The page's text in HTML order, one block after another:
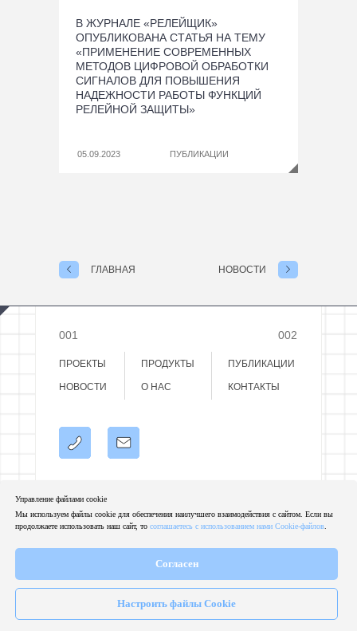
В ЖУРНАЛЕ «РЕЛЕЙЩИК»
ОПУБЛИКОВАНА СТАТЬЯ НА ТЕМУ
«ПРИМЕНЕНИЕ СОВРЕМЕННЫХ
МЕТОДОВ ЦИФРОВОЙ ОБРАБОТКИ
СИГНАЛОВ ДЛЯ ПОВЫШЕНИЯ
НАДЕЖНОСТИ РАБОТЫ ФУНКЦИЙ
РЕЛЕЙНОЙ ЗАЩИТЫ»
ПУБЛИКАЦИИ
05.09.2023
НОВОСТИ
ГЛАВНАЯ
Политика конфиденциальности
© 2022-2026 ООО «НИЦ «ПРОСОФТ-СИСТЕМЫ».
ПРОЕКТЫ ПРОДУКТЫ ПУБЛИКАЦИИ
КОНТАКТЫ
О НАС
НОВОСТИ
001 002
Управление файлами cookie
Мы используем файлы cookie для обеспечения наилучшего взаимодействия с сайтом. Если вы
продолжаете использовать наш сайт, то соглашаетесь с использованием нами Cookie-файлов.
Согласен
Настроить файлы Cookie